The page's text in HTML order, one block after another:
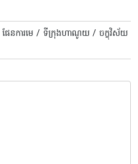
ផែនការមេ / ទីក្រុងហាណូយ / ចក្ខុវិស័យ